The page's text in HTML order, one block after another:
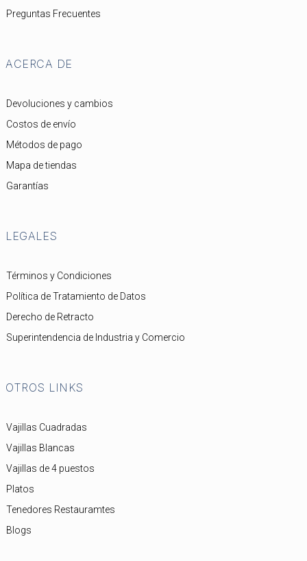
Preguntas Frecuentes
ACERCA DE
Devoluciones y cambios
Costos de envío
Métodos de pago
Mapa de tiendas
Garantías
LEGALES
Términos y Condiciones
Política de Tratamiento de Datos
Derecho de Retracto
Superintendencia de Industria y Comercio
OTROS LINKS
Vajillas Cuadradas
Vajillas Blancas
Vajillas de 4 puestos
Platos
Tenedores Restauramtes
Blogs